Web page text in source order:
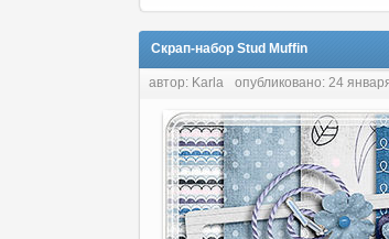
Скрап-набор Stud Muffin
автор: Karla опубликовано: 24